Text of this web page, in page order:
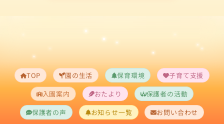
TOP 園の生活 保育環境
子育て支援
入園案内
おたより
保護者の活動
保護者の声
お知らせ一覧 お問い合わせ